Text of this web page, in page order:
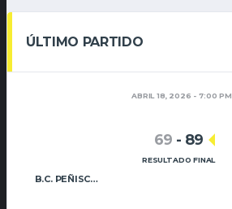
ÚLTIMO PARTIDO
ABRIL 18, 2026 - 7:00 PM
B.C. PEÑISCOLA
69 - 89
RESULTADO FINAL